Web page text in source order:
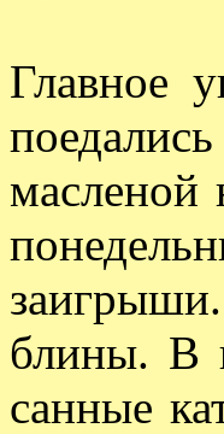
Главное
масленой
блины. В
санные